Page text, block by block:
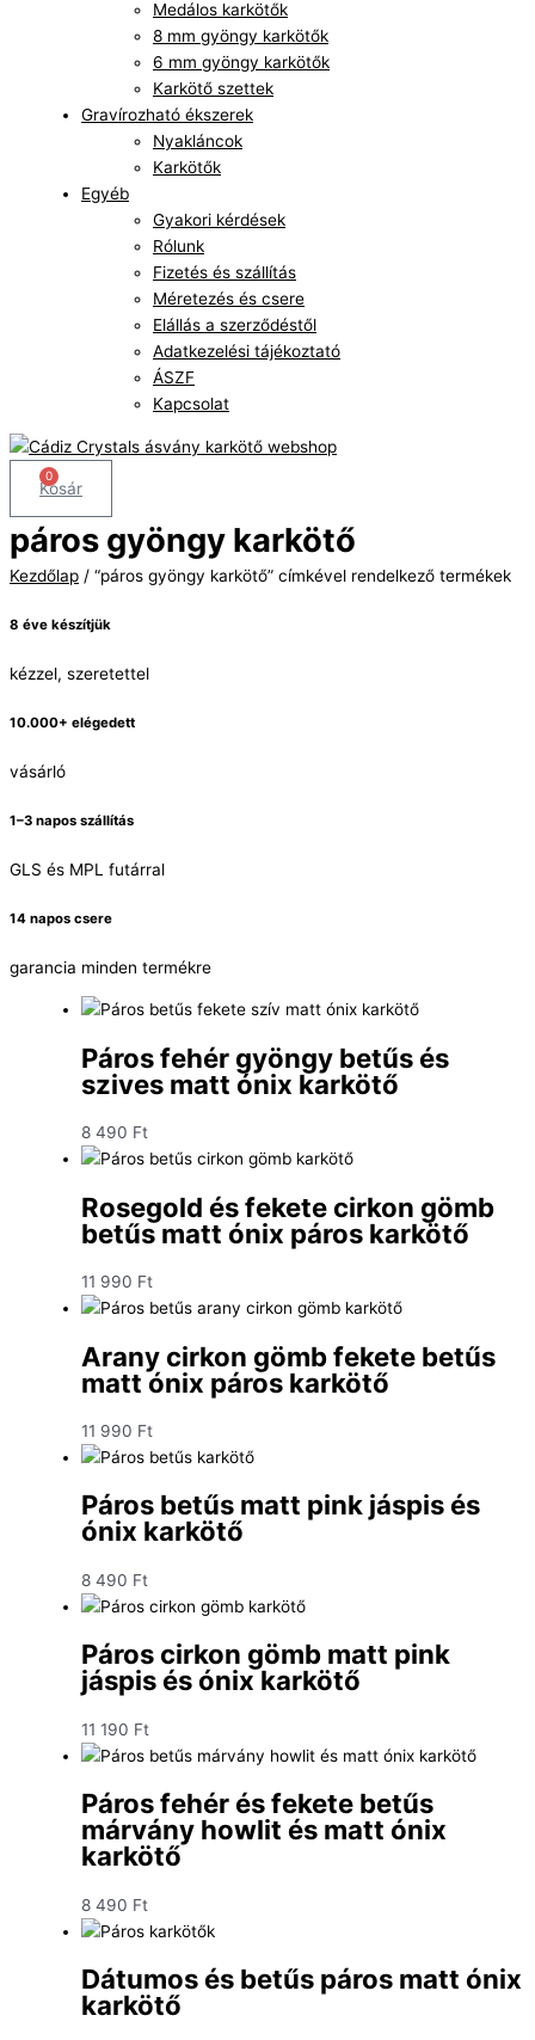
Medálos karkötők
8 mm gyöngy karkötők
6 mm gyöngy karkötők
Karkötő szettek
Gravírozható ékszerek
Nyakláncok
Karkötők
Egyéb
Gyakori kérdések
Rólunk
Fizetés és szállítás
Méretezés és csere
Elállás a szerződéstől
Adatkezelési tájékoztató
ÁSZF
Kapcsolat
0
Kosár
páros gyöngy karkötő
Kezdőlap / “páros gyöngy karkötő” címkével rendelkező termékek
8 éve készítjük
kézzel, szeretettel
10.000+ elégedett
vásárló
1–3 napos szállítás
GLS és MPL futárral
14 napos csere
garancia minden termékre
Páros fehér gyöngy betűs és
szives matt ónix karkötő
8 490 Ft
Rosegold és fekete cirkon gömb
betűs matt ónix páros karkötő
11 990 Ft
Arany cirkon gömb fekete betűs
matt ónix páros karkötő
11 990 Ft
Páros betűs matt pink jáspis és
ónix karkötő
8 490 Ft
Páros cirkon gömb matt pink
jáspis és ónix karkötő
11 190 Ft
Páros fehér és fekete betűs
márvány howlit és matt ónix
karkötő
8 490 Ft
Dátumos és betűs páros matt ónix
karkötő